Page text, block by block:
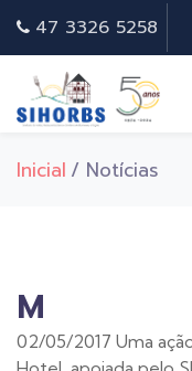
47 3326 5258
Inicial / Notícias
M
02/05/2017 Uma